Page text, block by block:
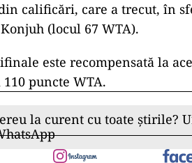
calificări, care a trecut, în
(locul 67 WTA).
este recompensată la
puncte WTA.
la curent cu toate știrile?